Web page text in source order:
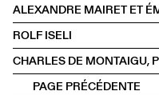
ROLF ISELI
PAGE PRÉCÉDENTE